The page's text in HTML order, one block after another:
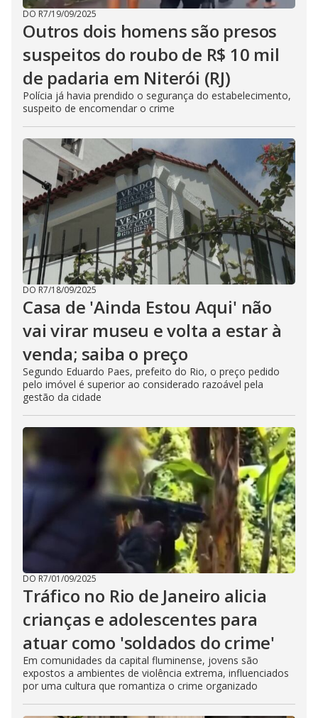
DO R7/19/09/2025
Outros dois homens são presos
suspeitos do roubo de R$ 10 mil
de padaria em Niterói (RJ)
Polícia já havia prendido o segurança do estabelecimento,
suspeito de encomendar o crime
DO R7/18/09/2025
Casa de 'Ainda Estou Aqui' não
vai virar museu e volta a estar à
venda; saiba o preço
Segundo Eduardo Paes, prefeito do Rio, o preço pedido
pelo imóvel é superior ao considerado razoável pela
gestão da cidade
DO R7/01/09/2025
Tráfico no Rio de Janeiro alicia
crianças e adolescentes para
atuar como 'soldados do crime'
Em comunidades da capital fluminense, jovens são
expostos a ambientes de violência extrema, influenciados
por uma cultura que romantiza o crime organizado